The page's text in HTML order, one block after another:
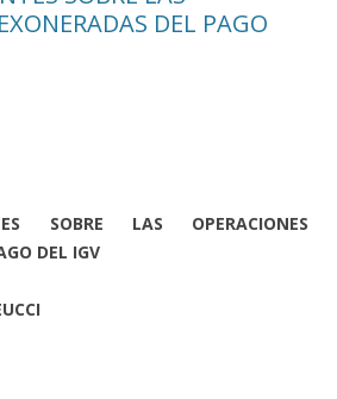
DEL PAGO
SOBRE LAS OPERACIONES
DEL IGV